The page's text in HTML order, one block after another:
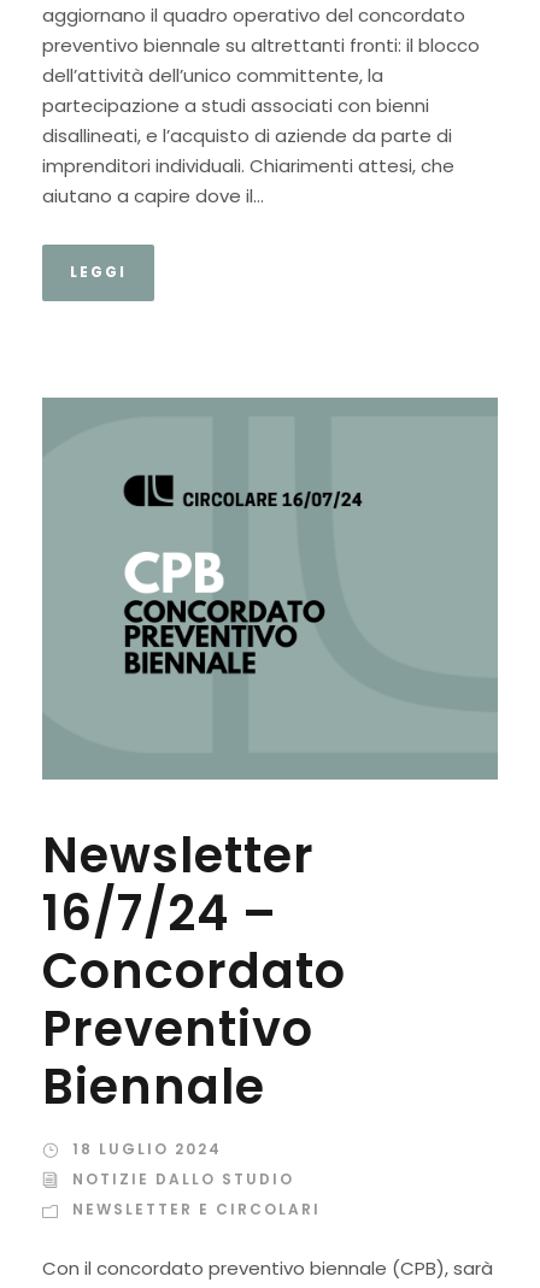
aggiornano il quadro operativo del concordato
preventivo biennale su altrettanti fronti: il blocco
dell’attività dell’unico committente, la
partecipazione a studi associati con bienni
disallineati, e l’acquisto di aziende da parte di
imprenditori individuali. Chiarimenti attesi, che
aiutano a capire dove il...
LEGGI
Newsletter
16/7/24 –
Concordato
Preventivo
Biennale
18 LUGLIO 2024
NOTIZIE DALLO STUDIO
NEWSLETTER E CIRCOLARI
Con il concordato preventivo biennale (CPB), sarà